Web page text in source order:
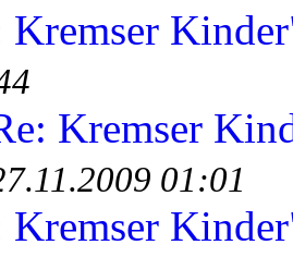
Kremser
Kremser
01:01
Kremser